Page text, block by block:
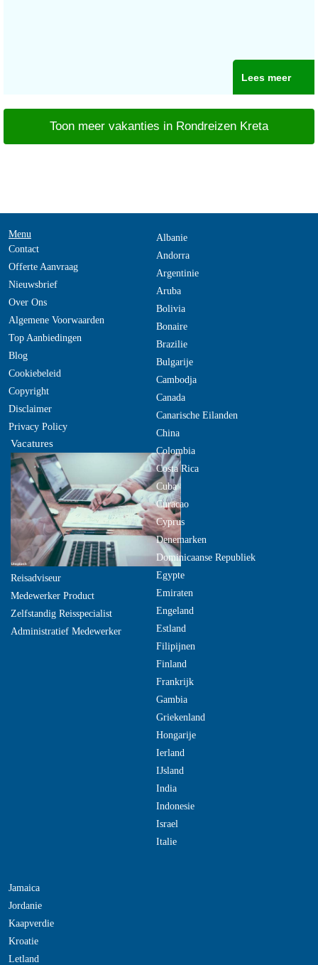
Lees meer
Toon meer vakanties in Rondreizen Kreta
Menu
Contact
Offerte Aanvraag
Nieuwsbrief
Over Ons
Algemene Voorwaarden
Top Aanbiedingen
Blog
Cookiebeleid
Copyright
Disclaimer
Privacy Policy
Vacatures
Reisadviseur
Medewerker Product
Zelfstandig Reisspecialist
Administratief Medewerker
Albanie
Andorra
Argentinie
Aruba
Bolivia
Bonaire
Brazilie
Bulgarije
Cambodja
Canada
Canarische Eilanden
China
Colombia
Costa Rica
Cuba
Curacao
Cyprus
Denemarken
Dominicaanse Republiek
Egypte
Emiraten
Engeland
Estland
Filipijnen
Finland
Frankrijk
Gambia
Griekenland
Hongarije
Ierland
IJsland
India
Indonesie
Israel
Italie
Jamaica
Jordanie
Kaapverdie
Kroatie
Letland